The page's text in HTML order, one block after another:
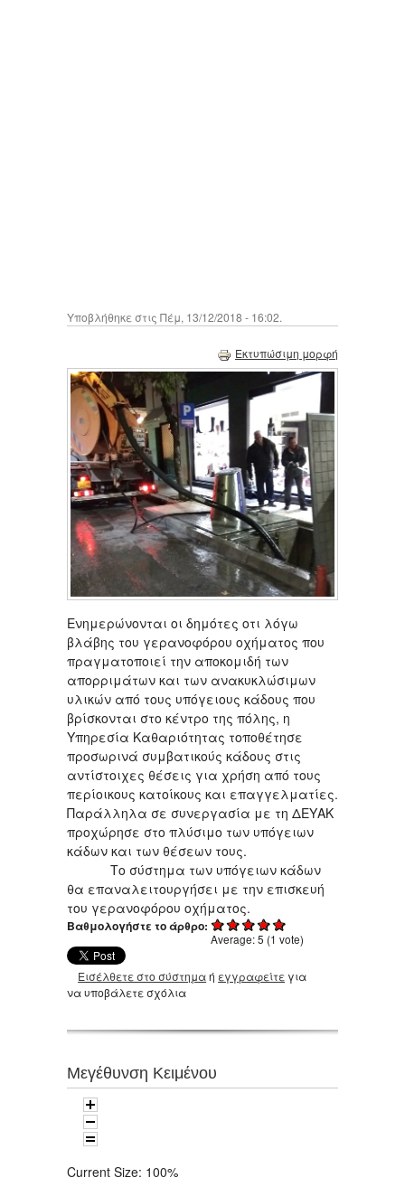
Υποβλήθηκε στις Πέμ, 13/12/2018 - 16:02.
Εκτυπώσιμη μορφή
Ενημερώνονται οι δημότες οτι λόγω
βλάβης του γερανοφόρου οχήματος που
πραγματοποιεί την αποκομιδή των
απορριμάτων και των ανακυκλώσιμων
υλικών από τους υπόγειους κάδους που
βρίσκονται στο κέντρο της πόλης, η
Υπηρεσία Καθαριότητας τοποθέτησε
προσωρινά συμβατικούς κάδους στις
αντίστοιχες θέσεις για χρήση από τους
περίοικους κατοίκους και επαγγελματίες.
Παράλληλα σε συνεργασία με τη ΔΕΥΑΚ
προχώρησε στο πλύσιμο των υπόγειων
κάδων και των θέσεων τους.
Το σύστημα των υπόγειων κάδων
θα επαναλειτουργήσει με την επισκευή
του γερανοφόρου οχήματος.
Βαθμολογήστε το άρθρο:
Average:5 (1 vote)
Εισέλθετε στο σύστημαή εγγραφείτε για
να υποβάλετε σχόλια
Μεγέθυνση Κειμένου
Current Size: 100%